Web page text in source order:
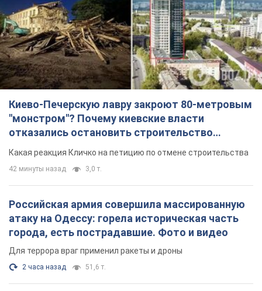
Киево-Печерскую лавру закроют 80-метровым
"монстром"? Почему киевские власти
отказались остановить строительство
небоскреба "московского верующего"
Какая реакция Кличко на петицию по отмене строительства
42 минуты назад 3,0 т.
Российская армия совершила массированную
атаку на Одессу: горела историческая часть
города, есть пострадавшие. Фото и видео
Для террора враг применил ракеты и дроны
2 часа назад 51,6 т.